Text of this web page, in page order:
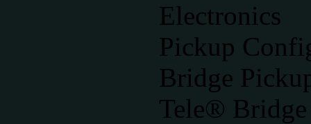
Electronics
Pickup
Bridge
Tele®